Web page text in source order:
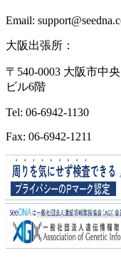
Email:
大阪出張所：
〒540-0003 大阪市中
ビル6階
Tel: 06-6942-1130
Fax: 06-6942-1211